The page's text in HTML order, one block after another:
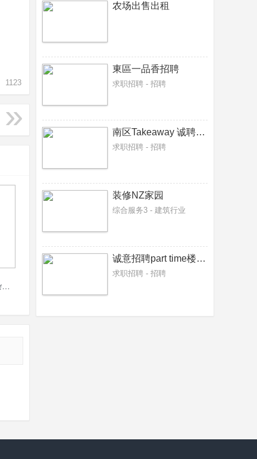
1123
农场出售出租
東區一品香招聘
求职招聘 - 招聘
南区Takeaway 诚聘接单炸炉，炒餐师傅各一名
求职招聘 - 招聘
装修NZ家园
综合服务3 - 建筑行业
诚意招聘part time楼面、厨房什工
求职招聘 - 招聘